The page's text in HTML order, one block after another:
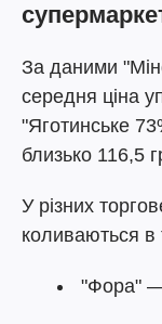
За даними
середня ціна
"Яготинське
близько 116,5
У різних
коливаються в
"Фора"